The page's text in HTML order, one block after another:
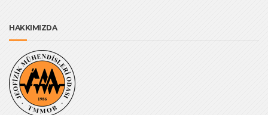
HAKKIMIZDA